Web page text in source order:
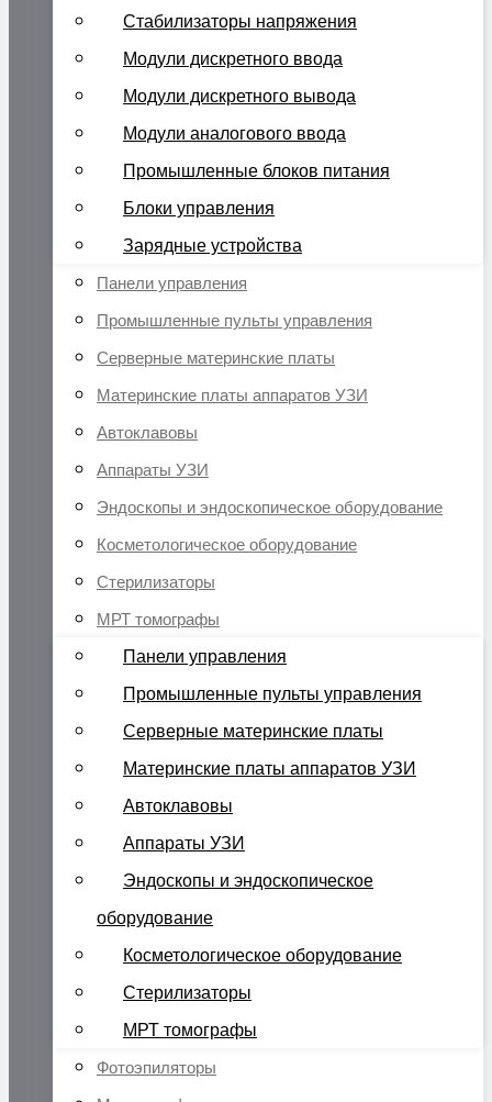
Стабилизаторы напряжения
Модули дискретного ввода
Модули дискретного вывода
Модули аналогового ввода
Промышленные блоков питания
Блоки управления
Зарядные устройства
Панели управления
Промышленные пульты управления
Серверные материнские платы
Материнские платы аппаратов УЗИ
Автоклавовы
Аппараты УЗИ
Эндоскопы и эндоскопическое оборудование
Косметологическое оборудование
Стерилизаторы
МРТ томографы
Панели управления
Промышленные пульты управления
Серверные материнские платы
Материнские платы аппаратов УЗИ
Автоклавовы
Аппараты УЗИ
Эндоскопы и эндоскопическое
оборудование
Косметологическое оборудование
Стерилизаторы
МРТ томографы
Фотоэпиляторы